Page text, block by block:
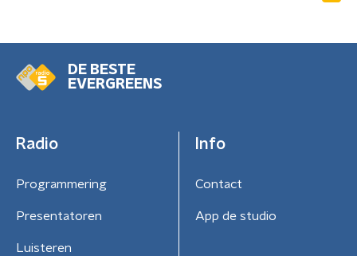
DE BESTE
EVERGREENS
Radio
Programmering
Presentatoren
Luisteren
Info
Contact
App de studio